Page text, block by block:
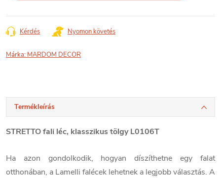
Kérdés Nyomon követés
Márka: MARDOM DECOR
Termékleírás
STRETTO fali léc, klasszikus tölgy L0106T
Ha azon gondolkodik, hogyan díszíthetne egy falat
otthonában, a Lamelli falécek lehetnek a legjobb választás. A